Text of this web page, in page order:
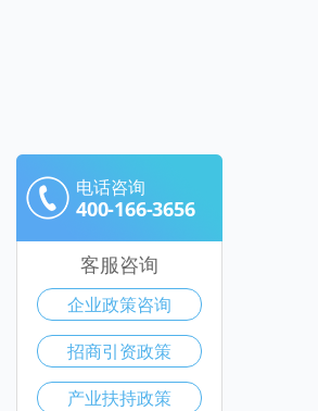
电话咨询
400-166-3656
客服咨询
企业政策咨询
招商引资政策
产业扶持政策